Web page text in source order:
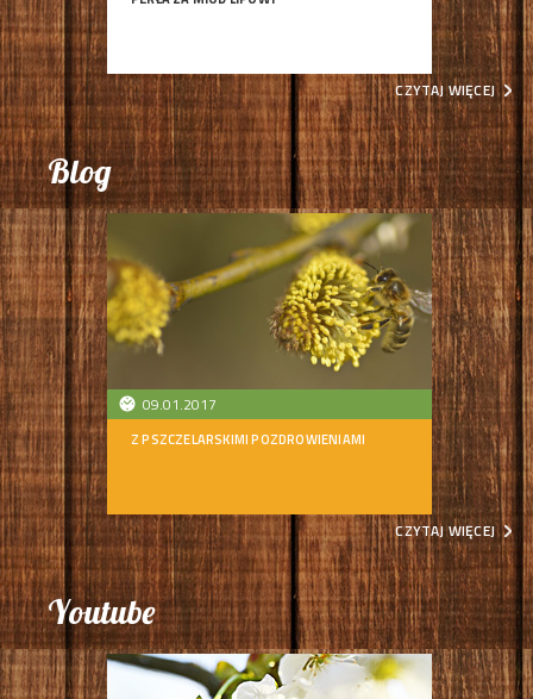
CZYTAJ WIĘCEJ
Blog
09.01.2017
Z PSZCZELARSKIMI POZDROWIENIAMI
CZYTAJ WIĘCEJ
Youtube